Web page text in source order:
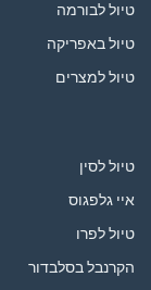
טיול לבורמה
טיול באפריקה
טיול למצרים
טיול לסין
איי גלפגוס
טיול לפרו
הקרנבל בסלבדור